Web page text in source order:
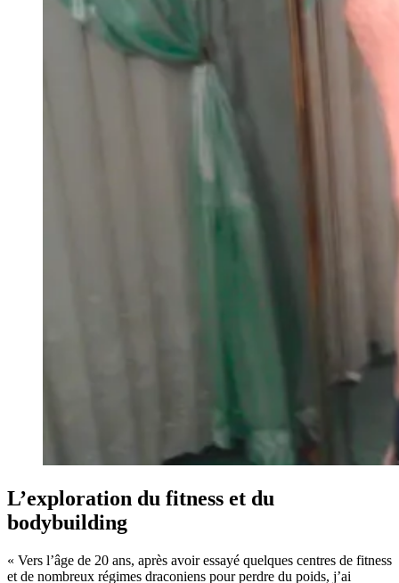
L’exploration du fitness et du
bodybuilding
« Vers l’âge de 20 ans, après avoir essayé quelques centres de fitness
et de nombreux régimes draconiens pour perdre du poids, j’ai